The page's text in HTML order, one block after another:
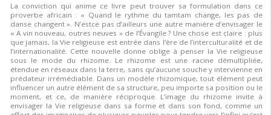
La conviction qui anime ce livre peut trouver sa formulation dans ce
proverbe africain : « Quand le rythme du tamtam change, les pas de
danse changent ». N’estce pas d’ailleurs une autre manière d’envisager le
« A vin nouveau, outres neuves » de l’Évangile ? Une chose est claire : plus
que jamais, la Vie religieuse est entrée dans l’ère de l’interculturalité et de
l’internationalité. Cette nouvelle donne oblige à penser la Vie religieuse
sous le mode du rhizome. Le rhizome est une racine démultipliée,
étendue en réseaux dans la terre, sans qu’aucune souche y intervienne en
prédateur irrémédiable. Dans un modèle rhizomique, tout élément peut
influencer un autre élément de sa structure, peu importe sa position ou le
moment, et ce, de manière réciproque. L’image du rhizome invite à
envisager la Vie religieuse dans sa forme et dans son fond, comme un